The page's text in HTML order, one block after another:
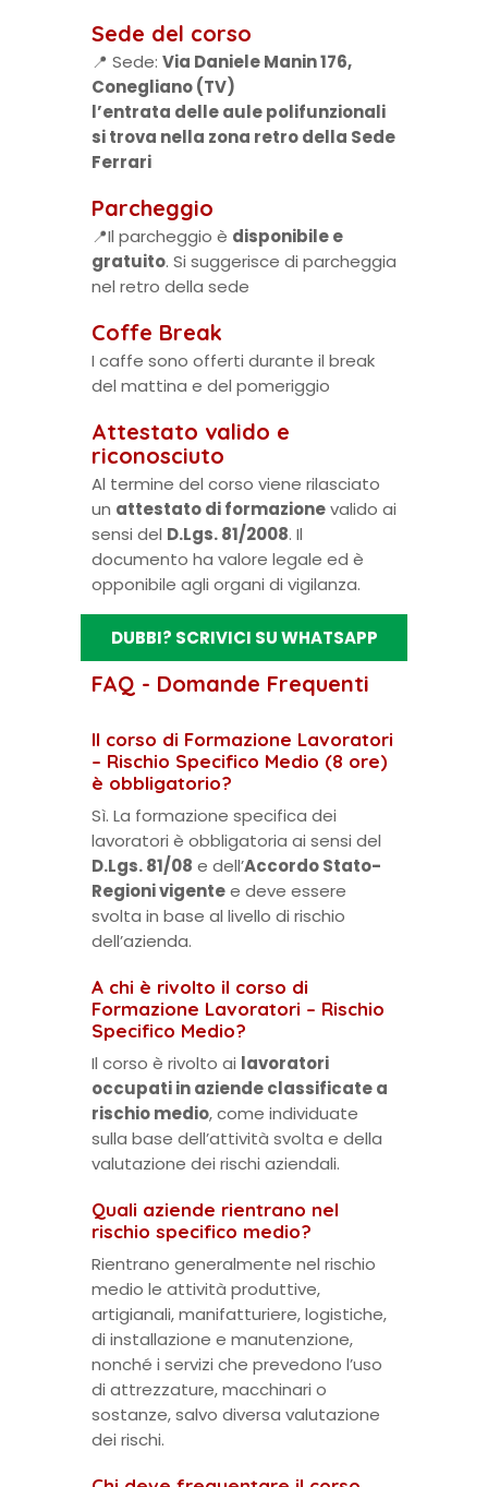
Sede del corso
📍 Sede: Via Daniele Manin 176,
Conegliano (TV)
l’entrata delle aule polifunzionali
si trova nella zona retro della Sede
Ferrari
Parcheggio
📍Il parcheggio è disponibile e
gratuito. Si suggerisce di parcheggia
nel retro della sede
Coffe Break
I caffe sono offerti durante il break
del mattina e del pomeriggio
Attestato valido e
riconosciuto
Al termine del corso viene rilasciato
un attestato di formazionevalido ai
sensi del D.Lgs. 81/2008. Il
documento ha valore legale ed è
opponibile agli organi di vigilanza.
DUBBI? SCRIVICI SU WHATSAPP
FAQ - Domande Frequenti
Il corso di Formazione Lavoratori
– Rischio Specifico Medio (8 ore)
è obbligatorio?
Sì. La formazione specifica dei
lavoratori è obbligatoria ai sensi del
D.Lgs. 81/08 e dell’Accordo Stato-
Regioni vigentee deve essere
svolta in base al livello di rischio
dell’azienda.
A chi è rivolto il corso di
Formazione Lavoratori – Rischio
Specifico Medio?
Il corso è rivolto ai lavoratori
occupati in aziende classificate a
rischio medio, come individuate
sulla base dell’attività svolta e della
valutazione dei rischi aziendali.
Quali aziende rientrano nel
rischio specifico medio?
Rientrano generalmente nel rischio
medio le attività produttive,
artigianali, manifatturiere, logistiche,
di installazione e manutenzione,
nonché i servizi che prevedono l’uso
di attrezzature, macchinari o
sostanze, salvo diversa valutazione
dei rischi.